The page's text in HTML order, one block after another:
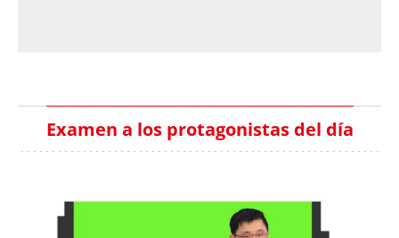
Examen a los protagonistas del día